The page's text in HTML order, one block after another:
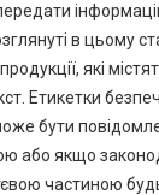
в цьому
які
Етикетки
бути
або якщо
частиною